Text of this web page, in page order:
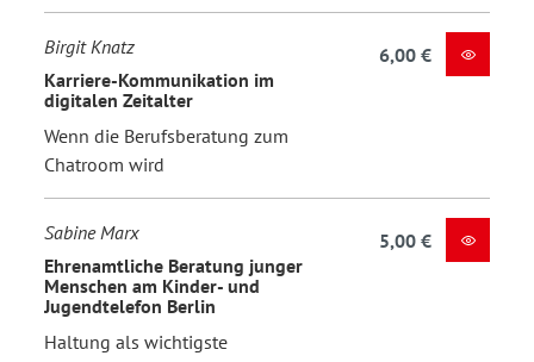
Birgit Knatz
Karriere-Kommunikation im
digitalen Zeitalter
Wenn die Berufsberatung zum
Chatroom wird
6,00 €
Sabine Marx
Ehrenamtliche Beratung junger
Menschen am Kinder- und
Jugendtelefon Berlin
Haltung als wichtigste
5,00 €